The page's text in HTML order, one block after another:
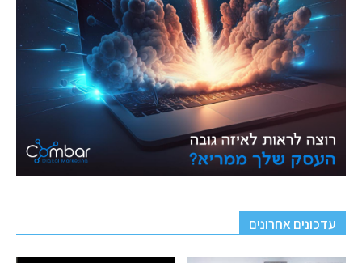
עדכונים אחרונים